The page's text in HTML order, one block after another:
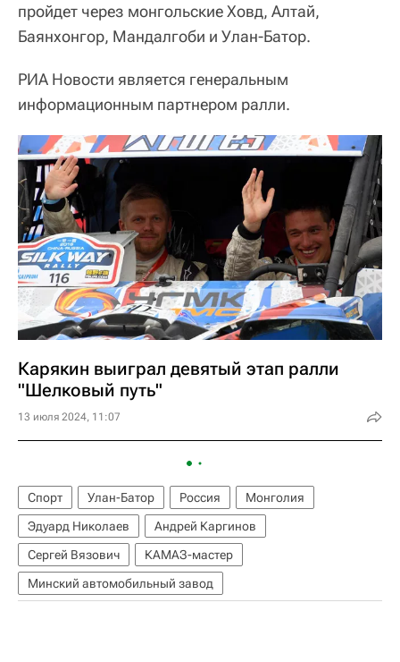
пройдет через монгольские Ховд, Алтай,
Баянхонгор, Мандалгоби и Улан-Батор.
РИА Новости является генеральным
информационным партнером ралли.
Карякин выиграл девятый этап ралли
"Шелковый путь"
13 июля 2024, 11:07
Спорт Улан-Батор Россия
Монголия
Эдуард Николаев
Андрей Каргинов
Сергей Вязович
КАМАЗ-мастер
Минский автомобильный завод